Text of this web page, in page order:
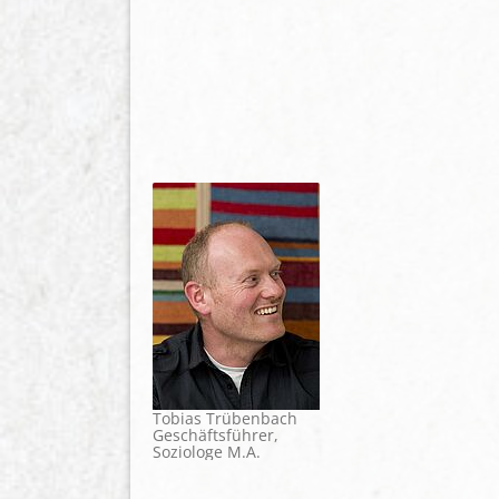
Tobias Trübenbach
Geschäftsführer,
Soziologe M.A.